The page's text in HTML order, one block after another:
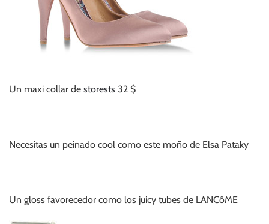
Un maxi collar de storests 32 $
Necesitas un peinado cool como este moño de Elsa Pataky
Un gloss favorecedor como los juicy tubes de LANCôME